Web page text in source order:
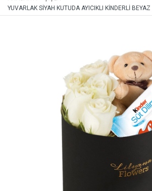
YUVARLAK SIYAH KUTUDA AYICIKLI KINDERLI BEYAZ